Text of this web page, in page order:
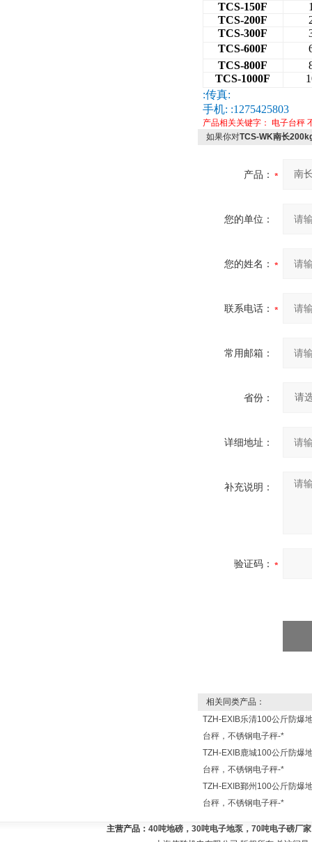
TCS-150F
TCS-200F
TCS-300F
TCS-600F
TCS-800F
TCS-1000F
:传真:
手机: :1275425803
产品相关关键字： 电子台秤
如果你对TCS-WK南长
产品：
您的单位：
您的姓名：
联系电话：
常用邮箱：
省份：
详细地址：
补充说明：
验证码：
相关同类产品：
TZH-EXIB乐清100公斤防爆
台秤，不锈钢电子秤-*
TZH-EXIB鹿城100公斤防爆
台秤，不锈钢电子秤-*
TZH-EXIB鄞州100公斤防爆
台秤，不锈钢电子秤-*
主营产品： 40吨地磅，30吨电子地泵，70吨电子磅厂